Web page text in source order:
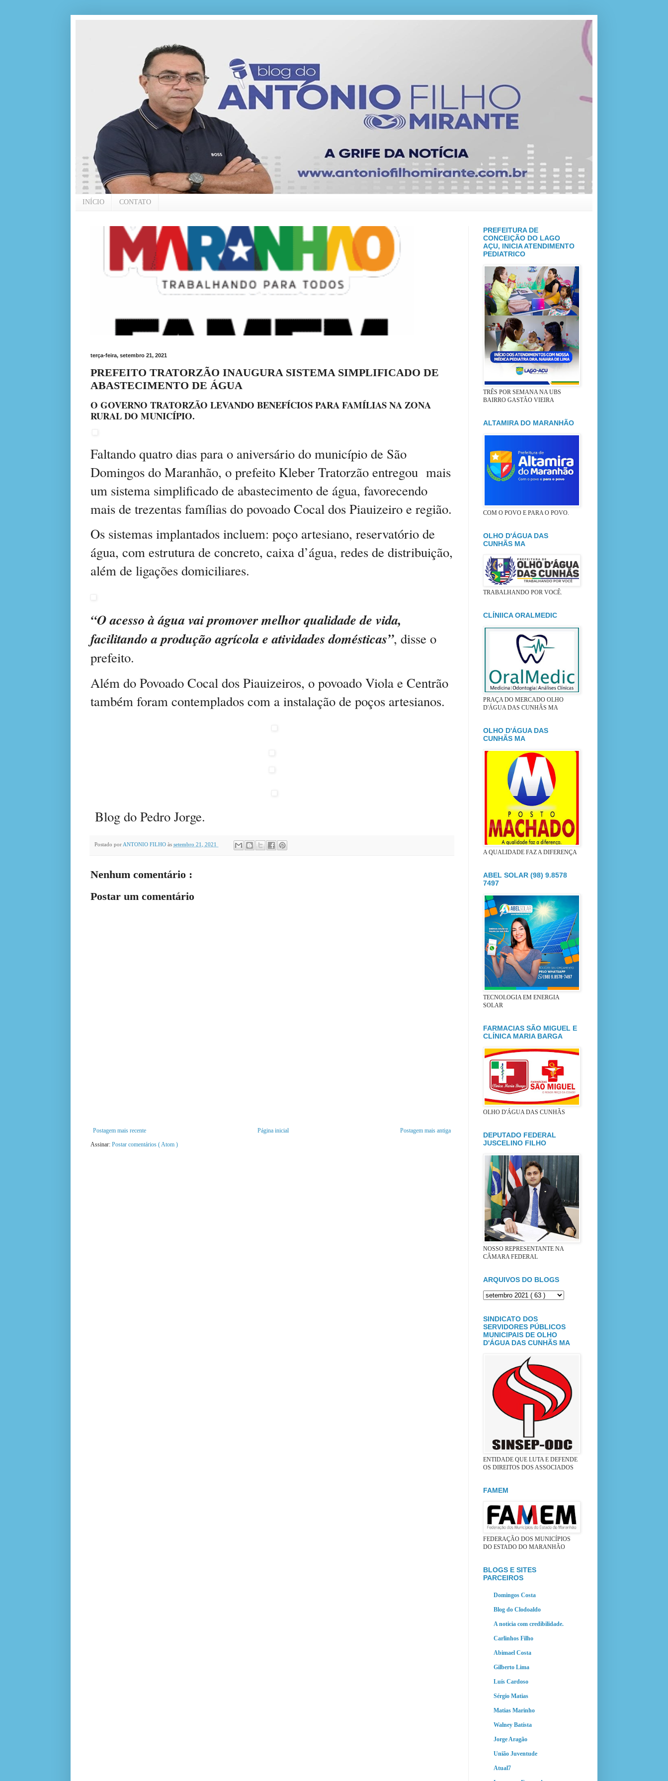
INÍCIO CONTATO
terça-feira, setembro 21, 2021
PREFEITO TRATORZÃO INAUGURA SISTEMA SIMPLIFICADO DE
ABASTECIMENTO DE ÁGUA
O GOVERNO TRATORZÃO LEVANDO BENEFÍCIOS PARA FAMÍLIAS NA ZONA
RURAL DO MUNICÍPIO.
Faltando quatro dias para o aniversário do município de São
Domingos do Maranhão, o prefeito Kleber Tratorzão entregou mais
um sistema simplificado de abastecimento de água, favorecendo
mais de trezentas famílias do povoado Cocal dos Piauizeiro e região.
Os sistemas implantados incluem: poço artesiano, reservatório de
água, com estrutura de concreto, caixa d’água, redes de distribuição,
além de ligações domiciliares.
“O acesso à água vai promover melhor qualidade de vida,
facilitando a produção agrícola e atividades domésticas”, disse o
prefeito.
Além do Povoado Cocal dos Piauizeiros, o povoado Viola e Centrão
também foram contemplados com a instalação de poços artesianos.
Blog do Pedro Jorge.
Postado por ANTONIO FILHO às setembro 21, 2021
Nenhum comentário :
Postar um comentário
Postagem mais recente Postagem mais antiga
Página inicial
Assinar: Postar comentários ( Atom )
PREFEITURA DE
CONCEIÇÃO DO LAGO
AÇU, INICIA ATENDIMENTO
PEDIATRICO
TRÊS POR SEMANA NA UBS
BAIRRO GASTÃO VIEIRA
ALTAMIRA DO MARANHÃO
COM O POVO E PARA O POVO.
OLHO D'ÁGUA DAS
CUNHÃS MA
TRABALHANDO POR VOCÊ.
CLÍNIICA ORALMEDIC
PRAÇA DO MERCADO OLHO
D'ÁGUA DAS CUNHÃS MA
OLHO D'ÁGUA DAS
CUNHÃS MA
A QUALIDADE FAZ A DIFERENÇA
ABEL SOLAR (98) 9.8578
7497
TECNOLOGIA EM ENERGIA
SOLAR
FARMACIAS SÃO MIGUEL E
CLÍNICA MARIA BARGA
OLHO D'ÁGUA DAS CUNHÃS
DEPUTADO FEDERAL
JUSCELINO FILHO
NOSSO REPRESENTANTE NA
CÂMARA FEDERAL
ARQUIVOS DO BLOGS
SINDICATO DOS
SERVIDORES PÚBLICOS
MUNICIPAIS DE OLHO
D'ÁGUA DAS CUNHÃS MA
ENTIDADE QUE LUTA E DEFENDE
OS DIREITOS DOS ASSOCIADOS
FAMEM
FEDERAÇÃO DOS MUNICÍPIOS
DO ESTADO DO MARANHÃO
BLOGS E SITES
PARCEIROS
Domingos Costa
Blog do Clodoaldo
A noticia com credibilidade.
Carlinhos Filho
Abimael Costa
Gilberto Lima
Luís Cardoso
Sérgio Matias
Matias Marinho
Walney Batista
Jorge Aragão
União Juventude
Atual7